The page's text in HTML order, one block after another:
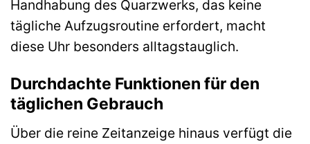
Handhabung des Quarzwerks, das keine
tägliche Aufzugsroutine erfordert, macht
diese Uhr besonders alltagstauglich.
Durchdachte Funktionen für den
täglichen Gebrauch
Über die reine Zeitanzeige hinaus verfügt die